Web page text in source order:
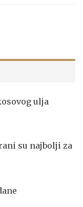
ulja
su najbolji za